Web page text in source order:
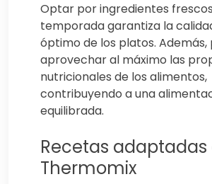
Optar por ingredientes
temporada garantiza la
óptimo de los platos.
aprovechar al máximo las
nutricionales de los alimentos,
contribuyendo a una
equilibrada.
Recetas adaptadas
Thermomix